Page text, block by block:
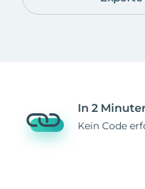
In 2
Kein Code